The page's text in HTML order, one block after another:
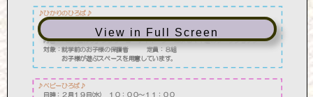
View in Full Screen